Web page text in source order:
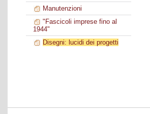
Manutenzioni
"Fascicoli imprese fino al
1944"
Disegni: lucidi dei progetti